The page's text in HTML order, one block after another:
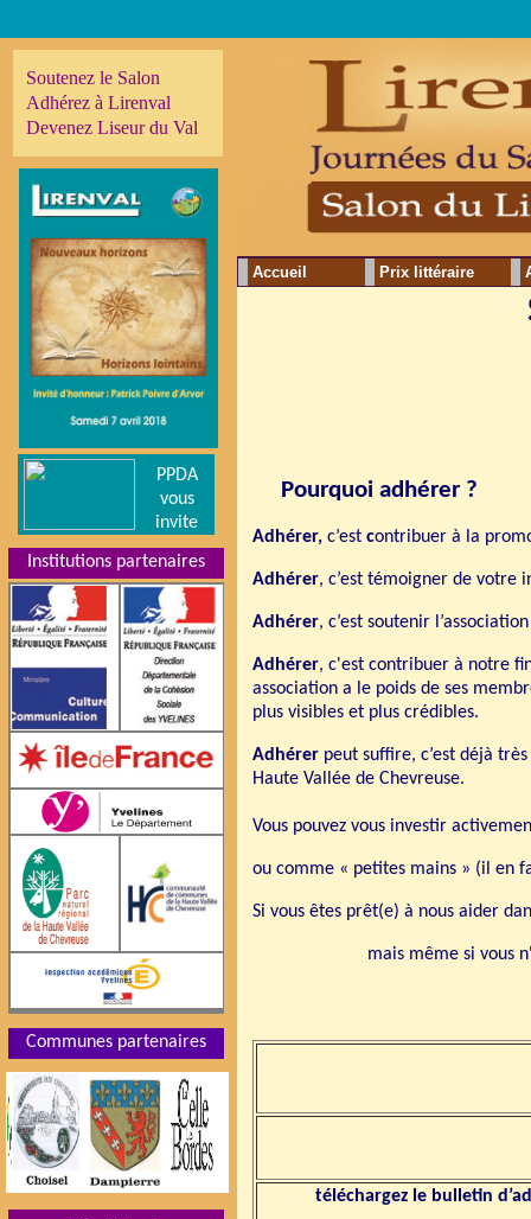
Pourquoi adhérer ?
Adhérer, c’est contribuer à la
Adhérer, c’est témoigner de votre
Adhérer, c’est soutenir
Adhérer, c'est contribuer à notre
association a le poids de ses
plus visibles et plus crédibles.
Adhérer peut suffire, c’est déjà
Haute Vallée de Chevreuse.
Vous pouvez vous investir
ou comme « petites mains » (il en
Si vous êtes prêt(e) à nous aider
mais même si vous
téléchargez le bulletin
Accueil Prix littéraire
Soutenez le Salon
Adhérez à Lirenval
Devenez Liseur du Val
PPDA
vous
invite
Institutions partenaires
Communes partenaires